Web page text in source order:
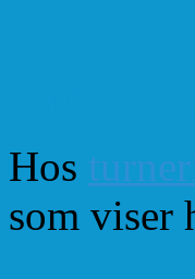
Hos
som viser